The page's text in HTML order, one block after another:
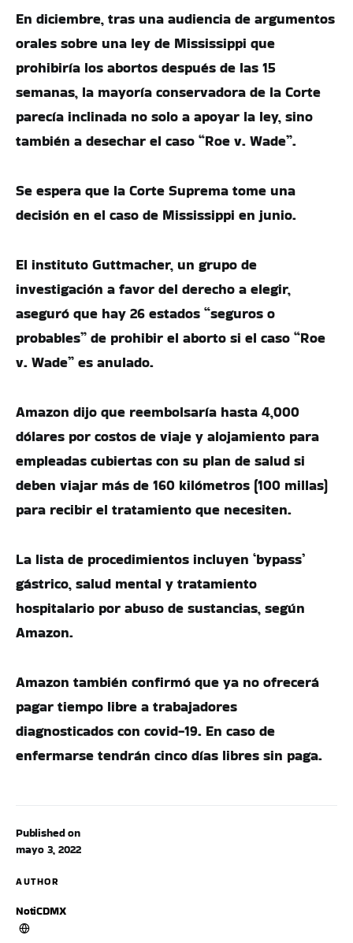
Published on
mayo 3, 2022
AUTHOR
NotiCDMX
En diciembre, tras una audiencia de argumentos
orales sobre una ley de Mississippi que
prohibiría los abortos después de las 15
semanas, la mayoría conservadora de la Corte
parecía inclinada no solo a apoyar la ley, sino
también a desechar el caso “Roe v. Wade”.
Se espera que la Corte Suprema tome una
decisión en el caso de Mississippi en junio.
El instituto Guttmacher, un grupo de
investigación a favor del derecho a elegir,
aseguró que hay 26 estados “seguros o
probables” de prohibir el aborto si el caso “Roe
v. Wade” es anulado.
Amazon dijo que reembolsaría hasta 4,000
dólares por costos de viaje y alojamiento para
empleadas cubiertas con su plan de salud si
deben viajar más de 160 kilómetros (100 millas)
para recibir el tratamiento que necesiten.
La lista de procedimientos incluyen ‘bypass’
gástrico, salud mental y tratamiento
hospitalario por abuso de sustancias, según
Amazon.
Amazon también confirmó que ya no ofrecerá
pagar tiempo libre a trabajadores
diagnosticados con covid-19. En caso de
enfermarse tendrán cinco días libres sin paga.